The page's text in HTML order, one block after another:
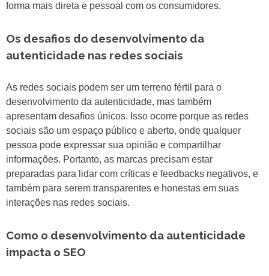
forma mais direta e pessoal com os consumidores.
Os desafios do desenvolvimento da
autenticidade nas redes sociais
As redes sociais podem ser um terreno fértil para o
desenvolvimento da autenticidade, mas também
apresentam desafios únicos. Isso ocorre porque as redes
sociais são um espaço público e aberto, onde qualquer
pessoa pode expressar sua opinião e compartilhar
informações. Portanto, as marcas precisam estar
preparadas para lidar com críticas e feedbacks negativos, e
também para serem transparentes e honestas em suas
interações nas redes sociais.
Como o desenvolvimento da autenticidade
impacta o SEO